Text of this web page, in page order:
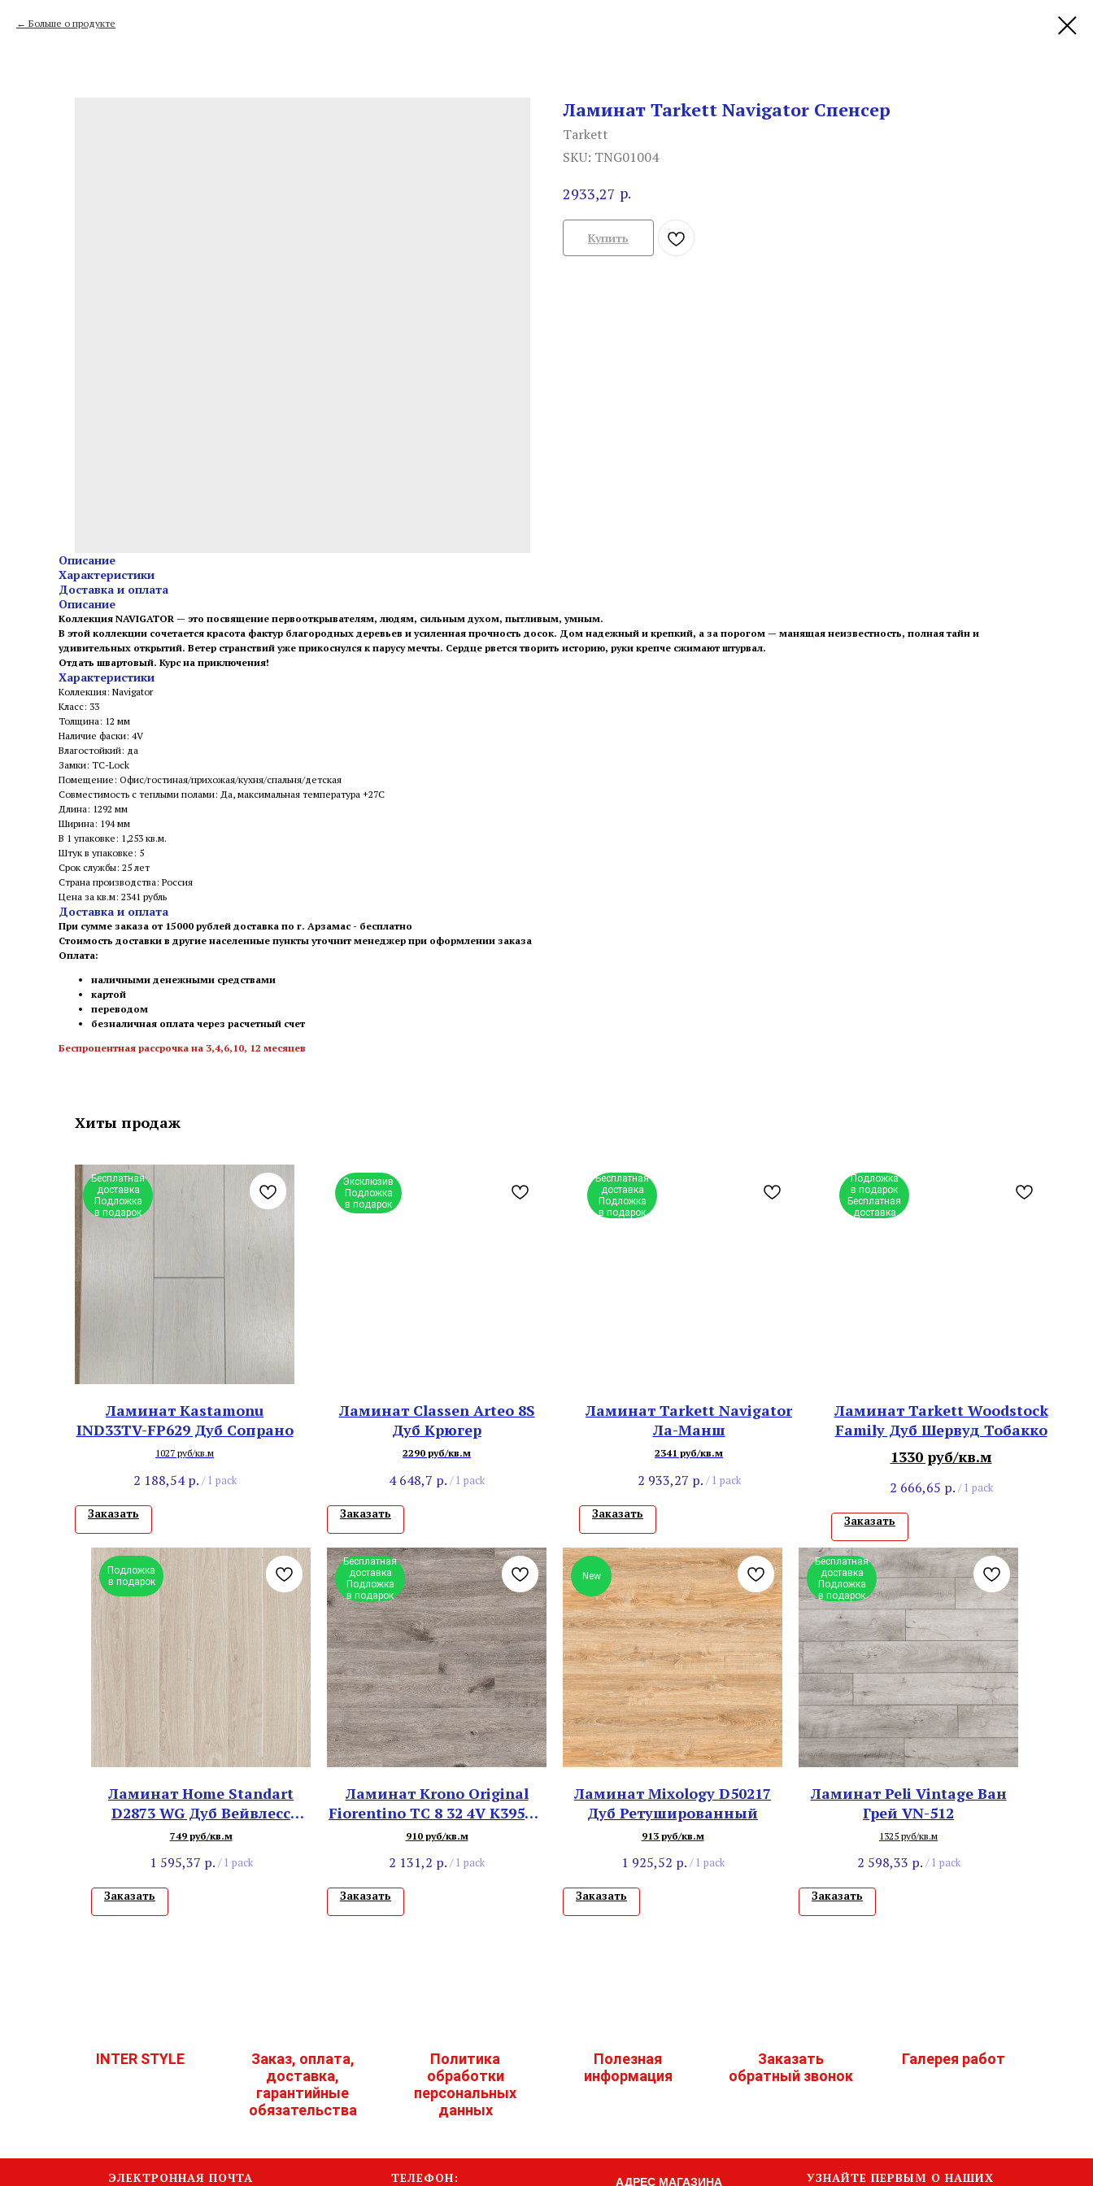
Больше о продукте
Ламинат Tarkett Navigator Спенсер
Tarkett
SKU: TNG01004
2933,27 р.
Купить
Описание
Характеристики
Доставка и оплата
Описание
Коллекция NAVIGATOR — это посвящение первооткрывателям, людям, сильным духом, пытливым, умным.
В этой коллекции сочетается красота фактур благородных деревьев и усиленная прочность досок. Дом надежный и крепкий, а за порогом — манящая неизвестность, полная тайн и
удивительных открытий. Ветер странствий уже прикоснулся к парусу мечты. Сердце рвется творить историю, руки крепче сжимают штурвал.
Отдать швартовый. Курс на приключения!
Характеристики
Коллекция: Navigator
Класс: 33
Толщина: 12 мм
Наличие фаски: 4V
Влагостойкий: да
Замки: TC-Lock
Помещение: Офис/гостиная/прихожая/кухня/спальня/детская
Совместимость с теплыми полами: Да, максимальная температура +27С
Длина: 1292 мм
Ширина: 194 мм
В 1 упаковке: 1,253 кв.м.
Штук в упаковке: 5
Срок службы: 25 лет
Страна производства: Россия
Цена за кв.м: 2341 рубль
Доставка и оплата
При сумме заказа от 15000 рублей доставка по г. Арзамас - бесплатно
Стоимость доставки в другие населенные пункты уточнит менеджер при оформлении заказа
Оплата:
наличными денежными средствами
картой
переводом
безналичная оплата через расчетный счет
Беспроцентная рассрочка на 3,4,6,10, 12 месяцев
Хиты продаж
Бесплатная
доставка
Подложка
в подарок
Ламинат Kastamonu
IND33TV-FP629 Дуб Сопрано
1027 руб/кв.м
2 188,54 р. / 1 pack
Заказать
Эксклюзив
Подложка
в подарок
Ламинат Classen Arteo 8S
Дуб Крюгер
2290 руб/кв.м
4 648,7 р. / 1 pack
Заказать
Бесплатная
доставка
Подложка
в подарок
Ламинат Tarkett Navigator
Ла-Mанш
2341 руб/кв.м
2 933,27 р. / 1 pack
Заказать
Подложка
в подарок
Бесплатная
доставка
Ламинат Tarkett Woodstock
Family Дуб Шервуд Тобакко
1330 руб/кв.м
2 666,65 р. / 1 pack
Заказать
Подложка
в подарок
Ламинат Home Standart
D2873 WG Дуб Вейвлесс
Белый
749 руб/кв.м
1 595,37 р. / 1 pack
Заказать
Бесплатная
доставка
Подложка
в подарок
Ламинат Krono Original
Fiorentino ТС 8 32 4V K395NL
Дуб Торнадо
910 руб/кв.м
2 131,2 р. / 1 pack
Заказать
New
Ламинат Mixology D50217
Дуб Ретушированный
913 руб/кв.м
1 925,52 р. / 1 pack
Заказать
Бесплатная
доставка
Подложка
в подарок
Ламинат Peli Vintage Ван
Грей VN-512
1325 руб/кв.м
2 598,33 р. / 1 pack
Заказать
INTER STYLE
Заказ, оплата,
доставка,
гарантийные
обязательства
Политика
обработки
персональных
данных
Полезная
информация
Заказать
обратный звонок
Галерея работ
ЭЛЕКТРОННАЯ ПОЧТА
ТЕЛЕФОН:
АДРЕС МАГАЗИНА
УЗНАЙТЕ ПЕРВЫМ О НАШИХ